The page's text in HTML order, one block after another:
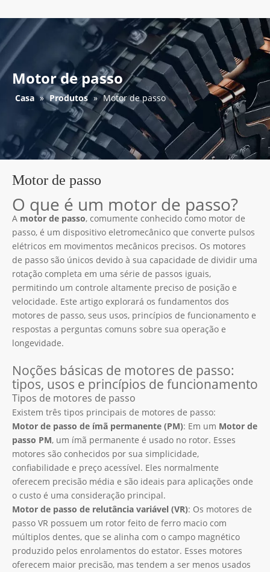
Motor de passo
Casa » Produtos » Motor de passo
Motor de passo
O que é um motor de passo?
A motor de passo, comumente conhecido como motor de
passo, é um dispositivo eletromecânico que converte pulsos
elétricos em movimentos mecânicos precisos. Os motores
de passo são únicos devido à sua capacidade de dividir uma
rotação completa em uma série de passos iguais,
permitindo um controle altamente preciso de posição e
velocidade. Este artigo explorará os fundamentos dos
motores de passo, seus usos, princípios de funcionamento e
respostas a perguntas comuns sobre sua operação e
longevidade.
Noções básicas de motores de passo:
tipos, usos e princípios de funcionamento
Tipos de motores de passo
Existem três tipos principais de motores de passo:
Motor de passo de ímã permanente (PM): Em um Motor de
passo PM, um ímã permanente é usado no rotor. Esses
motores são conhecidos por sua simplicidade,
confiabilidade e preço acessível. Eles normalmente
oferecem precisão média e são ideais para aplicações onde
o custo é uma consideração principal.
Motor de passo de relutância variável (VR): Os motores de
passo VR possuem um rotor feito de ferro macio com
múltiplos dentes, que se alinha com o campo magnético
produzido pelos enrolamentos do estator. Esses motores
oferecem maior precisão, mas tendem a ser menos usados ​​